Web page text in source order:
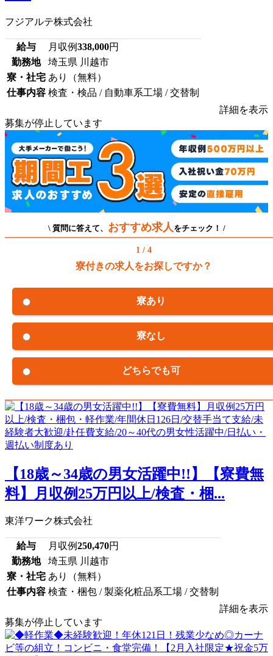
フジアルテ株式会社
給与 月収例338,000円
勤務地
埼玉県 川越市
寮・社宅 あり（無料）
仕事内容 検査・検品 / 自動車系工場 / 交替制
詳細を表示
募集が停止しています
\ 質問に答えて、 おすすめ求人 をチェック！ /
1 / 4
寮付きの求人をお探しですか？
寮あり
寮なし
どちらでも可
【18歳～34歳の男女活躍中!!】【寮費無
料】月収例25万円以上/検査・梱...
東洋ワーク株式会社
給与 月収例250,470円
勤務地
埼玉県 川越市
寮・社宅 あり（無料）
仕事内容 検査・梱包 / 製薬化粧品系工場 / 交替制
詳細を表示
募集が停止しています